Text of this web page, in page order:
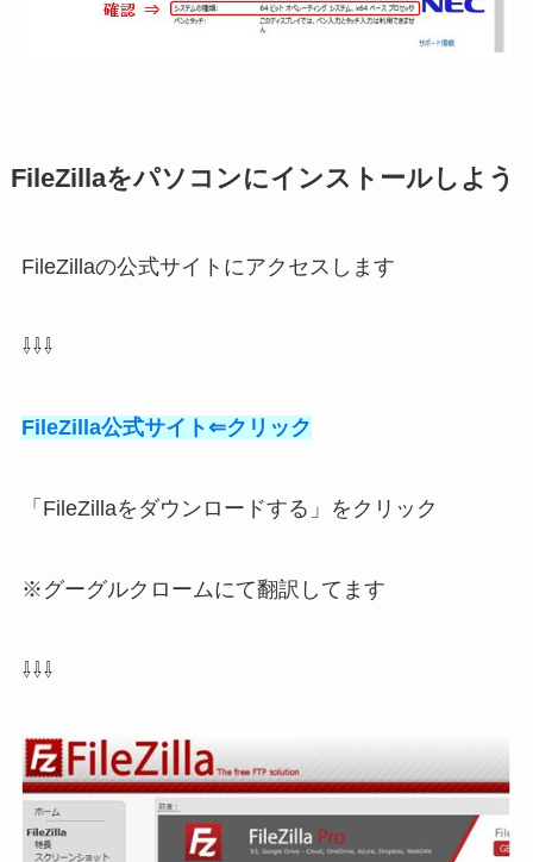
FileZillaをパソコンにインストールしよう
FileZillaの公式サイトにアクセスします
⇩⇩⇩
FileZilla公式サイト⇐クリック
「FileZillaをダウンロードする」をクリック
※グーグルクロームにて翻訳してます
⇩⇩⇩